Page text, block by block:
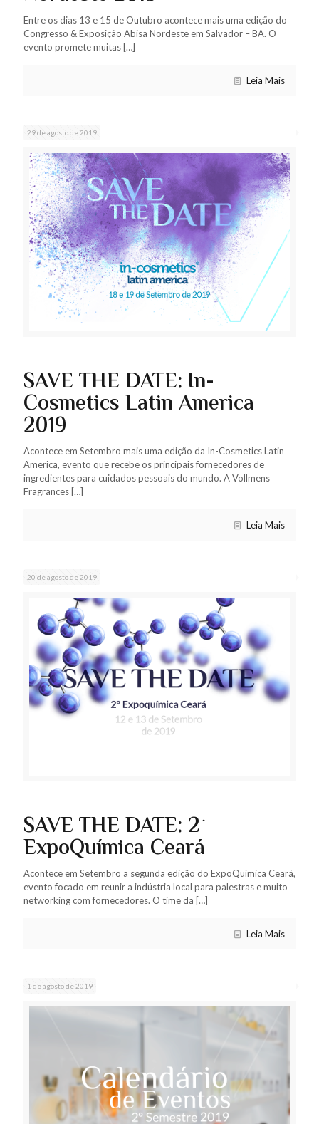
Entre os dias 13 e 15 de Outubro acontece mais uma edição do
Congresso & Exposição Abisa Nordeste em Salvador – BA. O
evento promete muitas[…]
Leia Mais
29 de agosto de 2019
SAVE THE DATE: In-
Cosmetics Latin America
2019
Acontece em Setembro mais uma edição da In-Cosmetics Latin
America, evento que recebe os principais fornecedores de
ingredientes para cuidados pessoais do mundo. A Vollmens
Fragrances […]
Leia Mais
20 de agosto de 2019
SAVE THE DATE: 2º
ExpoQuímica Ceará
Acontece em Setembro a segunda edição do ExpoQuímica Ceará,
evento focado em reunir a indústria local para palestras e muito
networking com fornecedores. O time da […]
Leia Mais
1 de agosto de 2019